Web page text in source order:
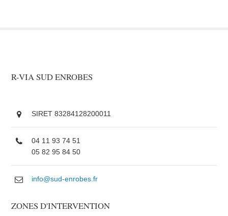
R-VIA SUD ENROBES
SIRET 83284128200011
04 11 93 74 51
05 82 95 84 50
info@sud-enrobes.fr
ZONES D'INTERVENTION